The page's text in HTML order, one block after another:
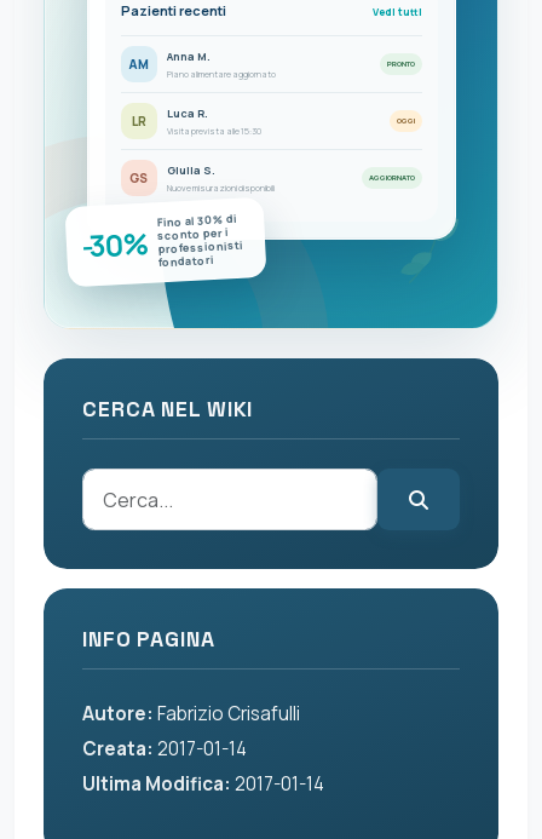
Pazienti recenti Vedi tutti
AM Anna M.
Piano alimentare aggiornato
PRONTO
LR Luca R.
Visita prevista alle 15:30
OGGI
GS Giulia S.
Nuove misurazioni disponibili
AGGIORNATO
-30%
Fino al 30% di
sconto per i
professionisti
fondatori
CERCA NEL WIKI
INFO PAGINA
Autore: Fabrizio Crisafulli
Creata: 2017-01-14
Ultima Modifica: 2017-01-14